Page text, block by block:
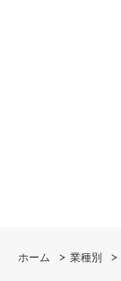
ホーム 業種別